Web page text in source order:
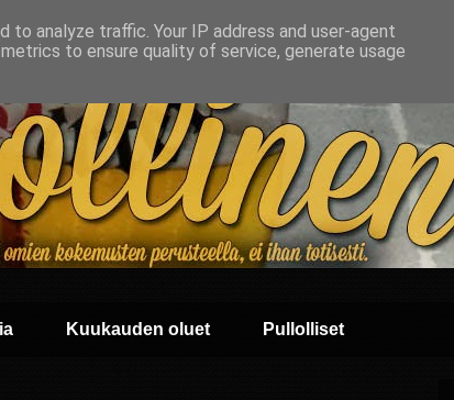
Kuukauden oluet Pullolliset
analyze traffic. Your IP address and user-agent
to ensure quality of service, generate usage